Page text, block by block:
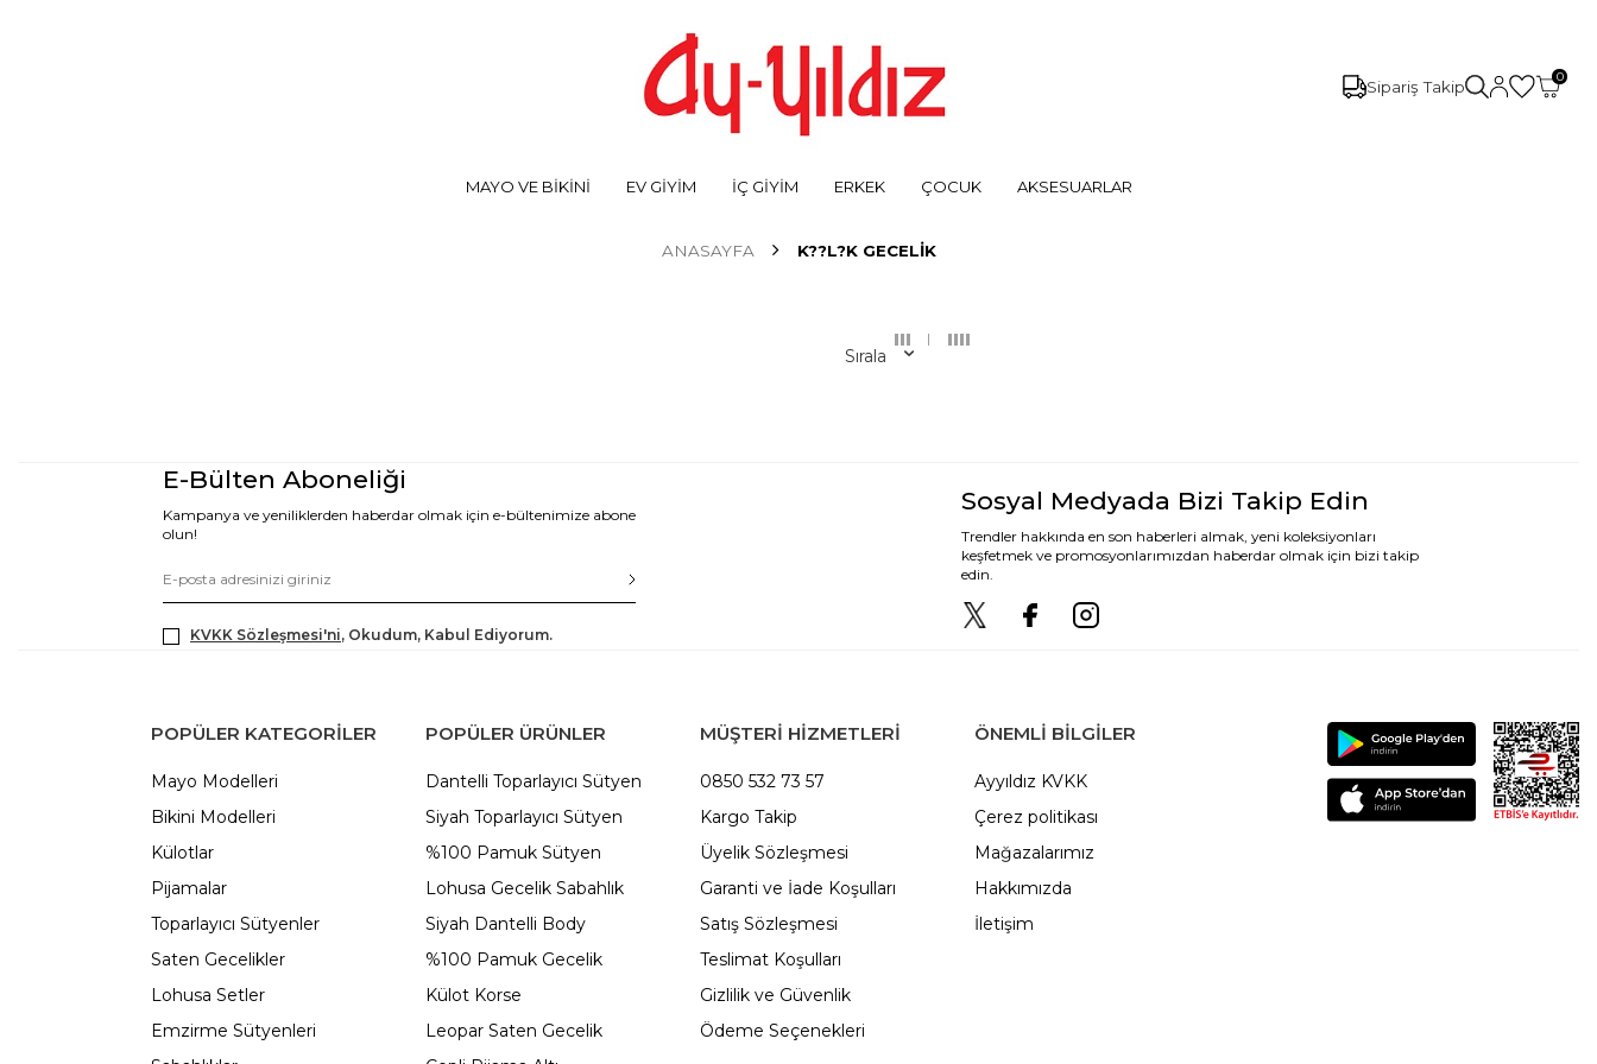
Sipariş Takip
0
MAYO VE BİKİNİ EV GİYİM İÇ GİYİM ERKEK ÇOCUK AKSESUARLAR
ANASAYFA K??L?K GECELIK
Sırala
E-Bülten Aboneliği
Kampanya ve yeniliklerden haberdar olmak için e-bültenimize abone
olun!
KVKK Sözleşmesi'ni, Okudum, Kabul Ediyorum.
Sosyal Medyada Bizi Takip Edin
Trendler hakkında en son haberleri almak, yeni koleksiyonları
keşfetmek ve promosyonlarımızdan haberdar olmak için bizi takip
edin.
POPÜLER KATEGORILER
Mayo Modelleri
Bikini Modelleri
Külotlar
Pijamalar
Toparlayıcı Sütyenler
Saten Gecelikler
Lohusa Setler
Emzirme Sütyenleri
POPÜLER ÜRÜNLER
Dantelli Toparlayıcı Sütyen
Siyah Toparlayıcı Sütyen
%100 Pamuk Sütyen
Lohusa Gecelik Sabahlık
Siyah Dantelli Body
%100 Pamuk Gecelik
Külot Korse
Leopar Saten Gecelik
MÜŞTERİ HİZMETLERİ
0850 532 73 57
Kargo Takip
Üyelik Sözleşmesi
Garanti ve İade Koşulları
Satış Sözleşmesi
Teslimat Koşulları
Gizlilik ve Güvenlik
Ödeme Seçenekleri
ÖNEMLI BILGILER
Ayyıldız KVKK
Çerez politikası
Mağazalarımız
Hakkımızda
İletişim